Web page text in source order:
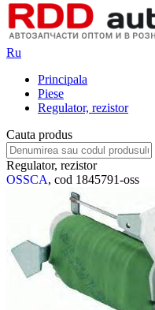
Ru
Principala
Piese
Regulator, rezistor
Cauta produs
Regulator, rezistor
OSSCA, cod 1845791-oss